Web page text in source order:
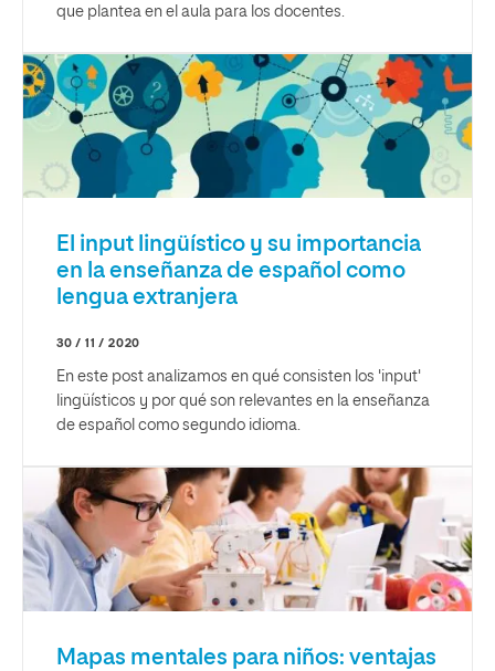
que plantea en el aula para los docentes.
El input lingüístico y su importancia
en la enseñanza de español como
lengua extranjera
30 / 11 / 2020
En este post analizamos en qué consisten los 'input'
lingüísticos y por qué son relevantes en la enseñanza
de español como segundo idioma.
Mapas mentales para niños: ventajas